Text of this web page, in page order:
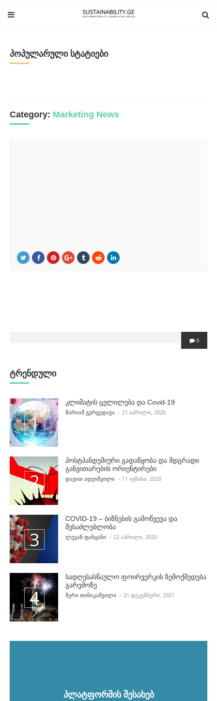
პოპულარული სტატიები
Category: Marketing News
0
ტრენდული
კლიმატის ცვლილება და Covid-19
POSTED BY
ᲛᲐᲠᲘᲐᲛ ᲒᲔᲠᲒᲔᲓᲐᲕᲐ 21 ᲐᲞᲠᲘᲚᲘ, 2020
პოსტპანდემიური გადაწყობა და მდგრადი
განვითარების ორიენტირები
POSTED BY
ᲓᲐᲕᲘᲗ ᲐᲓᲔᲘᲨᲕᲘᲚᲘ 11 ᲘᲕᲜᲘᲡᲘ, 2020
COVID-19 – ბიზნესის გამოწვევა და
შესაძლებლობა
POSTED BY
ᲚᲔᲕᲐᲜ ᲤᲐᲜᲒᲐᲜᲘ 22 ᲐᲞᲠᲘᲚᲘ, 2020
სადღესასწაულო ფოირვერკის ზემოქმედება
გარემოზე
POSTED BY
ᲛᲔᲠᲘ ᲗᲘᲜᲘᲙᲐᲨᲕᲘᲚᲘ 21 ᲓᲔᲙᲔᲛᲑᲔᲠᲘ, 2021
პლატფორმის შესახებ